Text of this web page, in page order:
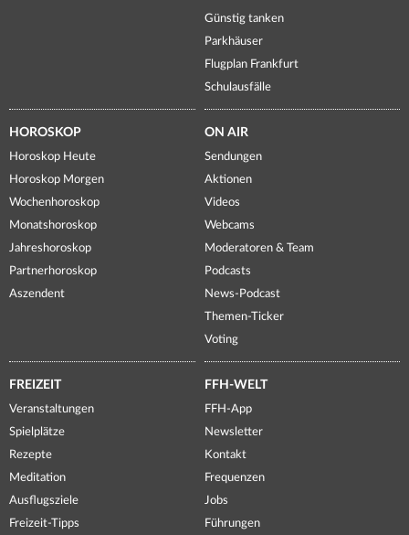
Günstig tanken
Parkhäuser
Flugplan Frankfurt
Schulausfälle
HOROSKOP
Horoskop Heute
Horoskop Morgen
Wochenhoroskop
Monatshoroskop
Jahreshoroskop
Partnerhoroskop
Aszendent
ON AIR
Sendungen
Aktionen
Videos
Webcams
Moderatoren & Team
Podcasts
News-Podcast
Themen-Ticker
Voting
FREIZEIT
Veranstaltungen
Spielplätze
Rezepte
Meditation
Ausflugsziele
Freizeit-Tipps
FFH-WELT
FFH-App
Newsletter
Kontakt
Frequenzen
Jobs
Führungen